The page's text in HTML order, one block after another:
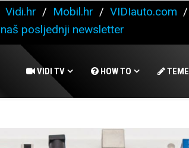
Vidi.hr / Mobil.hr / VIDIauto.com /
posljednji newsletter
VIDI TV HOW TO TEME